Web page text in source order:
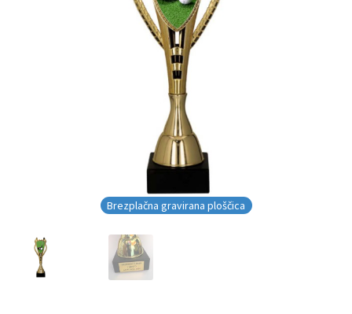
Brezplačna gravirana ploščica